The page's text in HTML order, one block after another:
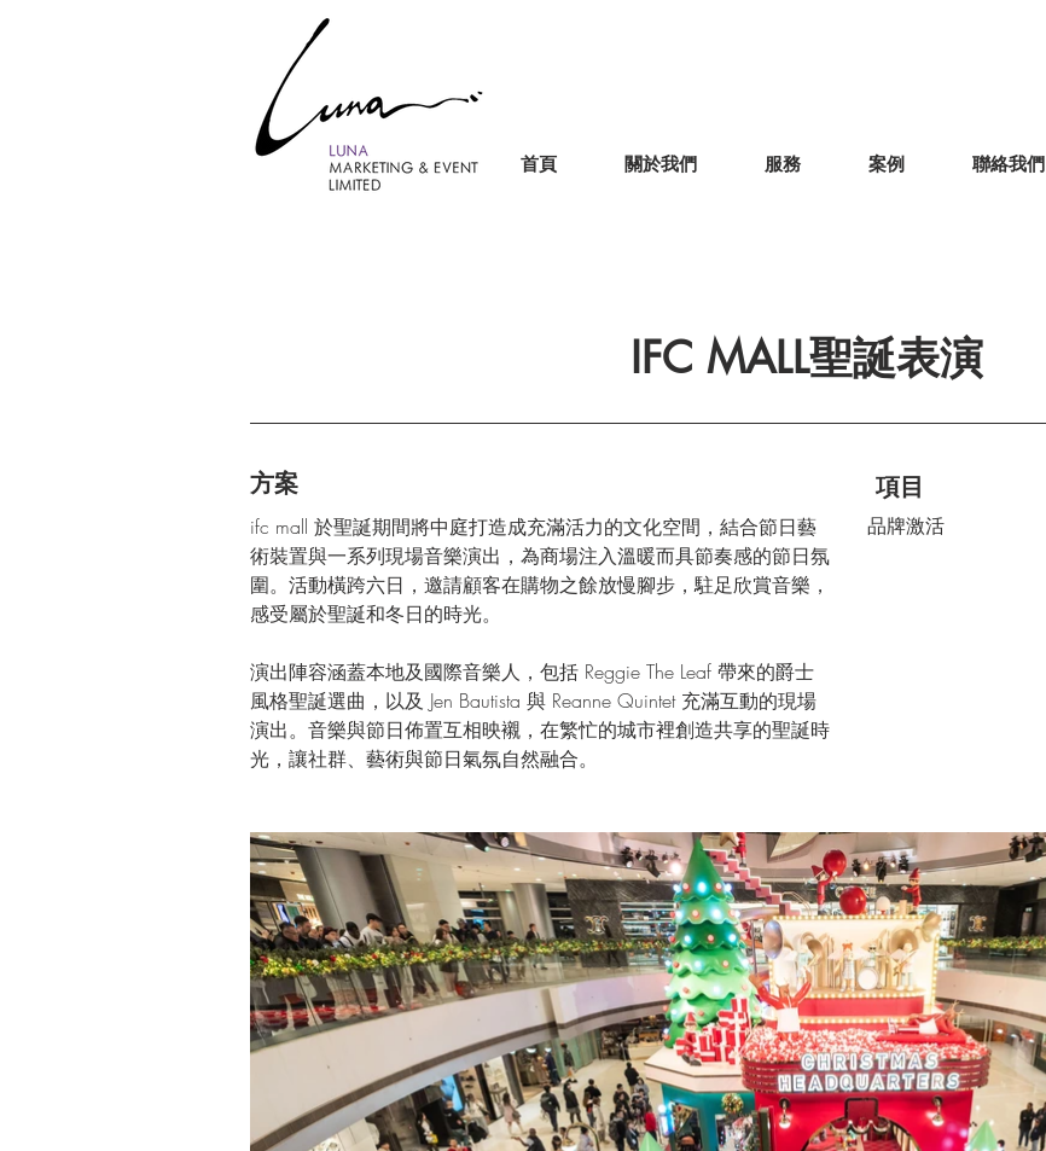
首頁 關於我們 服務 案例 聯絡我們
IFC MALL聖誕表演
方案
ifc mall 於聖誕期間將中庭打造成充滿活力的文化空間，結合節日藝
術裝置與一系列現場音樂演出，為商場注入溫暖而具節奏感的節日氛
圍。活動橫跨六日，邀請顧客在購物之餘放慢腳步，駐足欣賞音樂，
感受屬於聖誕和冬日的時光。
演出陣容涵蓋本地及國際音樂人，包括 Reggie The Leaf 帶來的爵士
風格聖誕選曲，以及 Jen Bautista 與 Reanne Quintet 充滿互動的現場
演出。音樂與節日佈置互相映襯，在繁忙的城市裡創造共享的聖誕時
光，讓社群、藝術與節日氣氛自然融合。
項目
品牌激活